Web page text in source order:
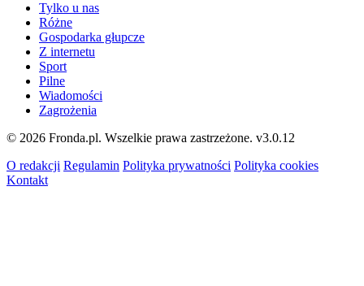
Tylko u nas
Różne
Gospodarka głupcze
Z internetu
Sport
Pilne
Wiadomości
Zagrożenia
© 2026 Fronda.pl. Wszelkie prawa zastrzeżone. v3.0.12
O redakcji Regulamin Polityka prywatności Polityka cookies
Kontakt